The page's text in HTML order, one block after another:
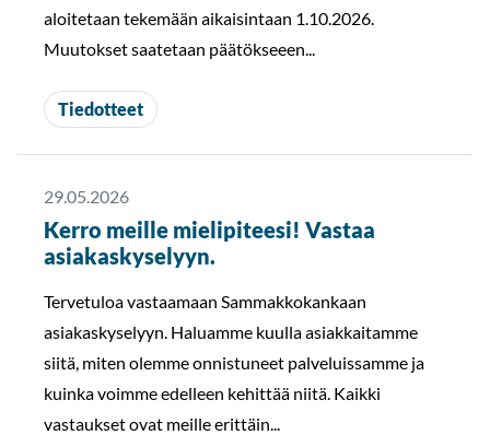
aloitetaan tekemään aikaisintaan 1.10.2026.
Muutokset saatetaan päätökseeen...
Tiedotteet
29.05.2026
Kerro meille mielipiteesi! Vastaa
asiakaskyselyyn.
Tervetuloa vastaamaan Sammakkokankaan
asiakaskyselyyn. Haluamme kuulla asiakkaitamme
siitä, miten olemme onnistuneet palveluissamme ja
kuinka voimme edelleen kehittää niitä. Kaikki
vastaukset ovat meille erittäin...